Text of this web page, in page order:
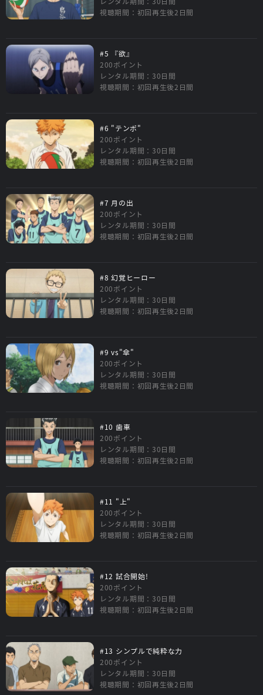
視聴期間：初回再生後2日間
#5 『欲』
200ポイント
レンタル期間：30日間
視聴期間：初回再生後2日間
#6 "テンポ"
200ポイント
レンタル期間：30日間
視聴期間：初回再生後2日間
#7 月の出
200ポイント
レンタル期間：30日間
視聴期間：初回再生後2日間
#8 幻覚ヒーロー
200ポイント
レンタル期間：30日間
視聴期間：初回再生後2日間
#9 vs"傘"
200ポイント
レンタル期間：30日間
視聴期間：初回再生後2日間
#10 歯車
200ポイント
レンタル期間：30日間
視聴期間：初回再生後2日間
#11 "上"
200ポイント
レンタル期間：30日間
視聴期間：初回再生後2日間
#12 試合開始!
200ポイント
レンタル期間：30日間
視聴期間：初回再生後2日間
#13 シンプルで純粋な力
200ポイント
レンタル期間：30日間
視聴期間：初回再生後2日間